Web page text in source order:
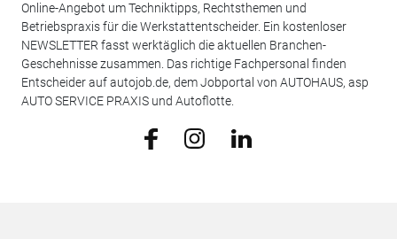
Online-Angebot um Techniktipps, Rechtsthemen und
Betriebspraxis für die Werkstattentscheider. Ein kostenloser
NEWSLETTER fasst werktäglich die aktuellen Branchen-
Geschehnisse zusammen. Das richtige Fachpersonal finden
Entscheider auf autojob.de, dem Jobportal von AUTOHAUS, asp
AUTO SERVICE PRAXIS und Autoflotte.